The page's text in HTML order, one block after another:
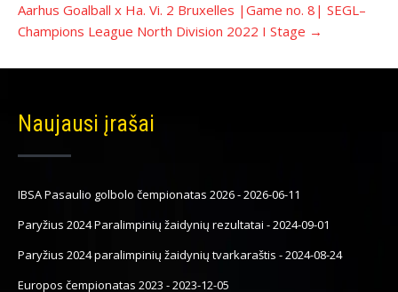
Aarhus Goalball x Ha. Vi. 2 Bruxelles |Game no. 8| SEGL–
Champions League North Division 2022 I Stage →
Naujausi įrašai
IBSA Pasaulio golbolo čempionatas 2026-2026-06-11
Paryžius 2024 Paralimpinių žaidynių rezultatai -2024-09-01
Paryžius 2024 paralimpinių žaidynių tvarkaraštis -2024-08-24
Europos čempionatas 2023 -2023-12-05